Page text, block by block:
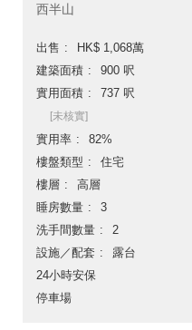
西半山
出售
HK$ 1,068萬
建築面積
900 呎
實用面積
737 呎
[未核實]
實用率
82%
樓盤類型
住宅
樓層
高層
睡房數量
3
洗手間數量
2
設施／配套
露台
24小時安保
停車場